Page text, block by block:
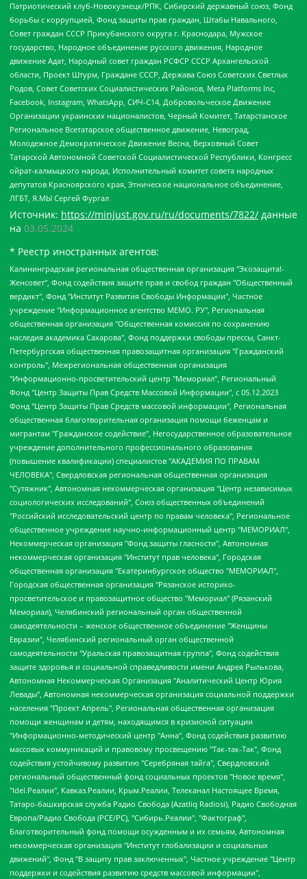
Патриотический клуб-Новокузнецк/РПК, Сибирский державный союз, Фонд
борьбы с коррупцией, Фонд защиты прав граждан, Штабы Навального,
Совет граждан СССР Прикубанского округа г. Краснодара, Мужское
государство, Народное объединение русского движения, Народное
движение Адат, Народный совет граждан РСФСР СССР Архангельской
области, Проект Штурм, Граждане СССР, Держава Союз Советских Светлых
Родов, Совет Советских Социалистических Районов, Meta Platforms Inc,
Facebook, Instagram, WhatsApp, СИЧ-С14, Добровольческое Движение
Организации украинских националистов, Черный Комитет, Татарстанское
Региональное Всетатарское общественное движение, Невоград,
Молодежное Демократическое Движение Весна, Верховный Совет
Татарской Автономной Советской Социалистической Республики, Конгресс
ойрат-калмыцкого народа, Исполнительный комитет совета народных
депутатов Красноярского края, Этническое национальное объединение,
ЛГБТ, Я.МЫ Сергей Фургал
Источник: https://minjust.gov.ru/ru/documents/7822/ данные
на 03.05.2024
* Реестр иностранных агентов:
Калининградская региональная общественная организация "Экозащита!-Женсовет", Фонд содействия защите прав и свобод граждан "Общественный вердикт", Фонд "Институт Развития Свободы Информации", Частное учреждение "Информационное агентство МЕМО. РУ", Региональная общественная организация "Общественная комиссия по сохранению наследия академика Сахарова", Фонд поддержки свободы прессы, Санкт-Петербургская общественная правозащитная организация "Гражданский контроль", Межрегиональная общественная организация "Информационно-просветительский центр "Мемориал", Региональный Фонд "Центр Защиты Прав Средств Массовой Информации", с 05.12.2023 Фонд "Центр Защиты Прав Средств массовой информации", Региональная общественная благотворительная организация помощи беженцам и мигрантам "Гражданское содействие", Негосударственное образовательное учреждение дополнительного профессионального образования (повышение квалификации) специалистов "АКАДЕМИЯ ПО ПРАВАМ ЧЕЛОВЕКА", Свердловская региональная общественная организация "Сутяжник", Автономная некоммерческая организация "Центр независимых социологических исследований", Союз общественных объединений "Российский исследовательский центр по правам человека", Региональное общественное учреждение научно-информационный центр "МЕМОРИАЛ", Некоммерческая организация "Фонд защиты гласности", Автономная некоммерческая организация "Институт прав человека", Городская общественная организация "Екатеринбургское общество "МЕМОРИАЛ", Городская общественная организация "Рязанское историко-просветительское и правозащитное общество "Мемориал" (Рязанский Мемориал), Челябинский региональный орган общественной самодеятельности – женское общественное объединение "Женщины Евразии", Челябинский региональный орган общественной самодеятельности "Уральская правозащитная группа", Фонд содействия защите здоровья и социальной справедливости имени Андрея Рылькова, Автономная Некоммерческая Организация "Аналитический Центр Юрия Левады", Автономная некоммерческая организация социальной поддержки населения "Проект Апрель", Региональная общественная организация помощи женщинам и детям, находящимся в кризисной ситуации "Информационно-методический центр "Анна", Фонд содействия развитию массовых коммуникаций и правовому просвещению "Так-так-Так", Фонд содействия устойчивому развитию "Серебряная тайга", Свердловский региональный общественный фонд социальных проектов "Новое время", "Idel.Реалии", Кавказ.Реалии, Крым.Реалии, Телеканал Настоящее Время, Татаро-башкирская служба Радио Свобода (Azatliq Radiosi), Радио Свободная Европа/Радио Свобода (PCE/PC), "Сибирь.Реалии", "Фактограф", Благотворительный фонд помощи осужденным и их семьям, Автономная некоммерческая организация "Институт глобализации и социальных движений", Фонд "В защиту прав заключенных", Частное учреждение "Центр поддержки и содействия развитию средств массовой информации", Пензенский региональный общественный благотворительный фонд "Гражданский союз", "Север.Реалии", Некоммерческая организация Фонд "Правовая инициатива", Общество с ограниченной ответственностью "Радио Свободная Европа/Радио Свобода", Чешское информационное агентство "MEDIUM-ORIENT", Красноярская региональная общественная организация "Мы против СПИДа", Камалягин Денис Николаевич, Маркелов Сергей Евгеньевич, Пономарев Лев Александрович, Савицкая Людмила Алексеевна, Автономная некоммерческая организация "Центр по работе с проблемой насилия "НАСИЛИЮ.НЕТ", Межрегиональный профессиональный союз работников здравоохранения "Альянс врачей", Юридическое лицо, зарегистрированное в Латвийской Республике, SIA "Medusa Project" (регистрационный номер 40103797863, дата регистрации 10.06.2014), Некоммерческая организация "Фонд по борьбе с коррупцией", Автономная некоммерческая организация "Институт права и публичной политики", Баданин Роман Сергеевич, Гликин Максим Александрович, Железнова Мария Михайловна, Лукьянова Юлия Сергеевна, Маетная Елизавета Витальевна, Маняхин Петр Борисович, Чуракова Ольга Владимировна, Ярош Юлия Петровна, Юридическое лицо "The Insider SIA", зарегистрированное в Риге, Латвийская Республика (дата регистрации 26.06.2015), являющееся администратором доменного имени интернет-издания "The Insider SIA", https://theins.ru, Постернак Алексей Евгеньевич, Рубин Михаил Аркадьевич, Анин Роман Александрович, Юридическое лицо Istories fonds, зарегистрированное в Латвийской Республике (регистрационный номер 50008295751, дата регистрации 24.02.2020), Великовский Дмитрий Александрович, Долинина Ирина Николаевна, Мароховская Алеся Алексеевна, Шлейнов Роман Юрьевич, Шмагун Олеся Валентиновна, Общество с ограниченной ответственностью "Альтаир 2021", Общество с ограниченной ответственностью "Вега 2021", Общество с ограниченной ответственностью "Главный редактор 2021", Общество с ограниченной ответственностью "Ромашки монолит", Важенков Артем Валерьевич, Ивановская областная общественная организация "Центр гендерных исследований", Гурман Юрий Альбертович, Медиапроект "ОВД-Инфо", Егоров Владимир Владимирович, Жилинский Владимир Александрович, Общество с ограниченной ответственностью "ЗП", Иванова София Юрьевна, Карезина Инна Павловна, Кильтау Екатерина Викторовна, Петров Алексей Викторович, Пискунов Сергей Евгеньевич, Смирнов Сергей Сергеевич, Тихонов Михаил Сергеевич, Общество с ограниченной ответственностью "ЖУРНАЛИСТ-ИНОСТРАННЫЙ АГЕНТ", Арапова Галина Юрьевна, Вольтская Татьяна Анатольевна, Американская компания "Mason G.E.S. Anonymous Foundation" (США), являющаяся владельцем интернет-издания https://mnews.world/, Компания "Stichting Bellingcat", зарегистрированная в Нидерландах (дата регистрации 11.07.2018), Захаров Андрей Вячеславович, Клепиковская Екатерина Дмитриевна, Общество с ограниченной ответственностью "МЕМО", Перл Роман Александрович, Симонов Евгений Алексеевич, Соловьева Елена Анатольевна, Сотников Даниил Владимирович, Сурначева Елизавета Дмитриевна, Автономная некоммерческая организация по защите прав человека и информированию населения "Якутия – Наше Мнение", Общество с ограниченной ответственностью "Москоу диджитал медиа", с 26.01.2023 Общество с ограниченной ответственностью "Чайка Белые сады", Ветошкина Валерия Валерьевна, Заговора Максим Александрович, Межрегиональное общественное движение "Российская ЛГБТ - сеть", Оленичев Максим Владимирович, Павлов Иван Юрьевич, Скворцова Елена Сергеевна, Общество с ограниченной ответственностью "Как бы инагент", Кочетков Игорь Викторович, Общество с ограниченной ответственностью "Честные выборы", Еланчик Олег Александрович, Общество с ограниченной ответственностью "Нобелевский призыв", Гималова Регина Эмилевна, Григорьев Андрей Валерьевич, Григорьева Алина Александровна, Ассоциация по содействию защите прав призывников, альтернативнослужащих и военнослужащих "Правозащитная группа "Гражданин.Армия.Право", Хисамова Регина Фаритовна, Автономная некоммерческая организация по реализации социально-правовых программ "Лилит", Дальневосточное общественное движение "Маяк", Санкт-Петербургская ЛГБТ-инициативная группа "Выход", Инициативная группа ЛГБТ+ "Реверс", Алексеев Андрей Викторович, Бекбулатова Таисия Львовна, Беляев Иван Михайлович, Владыкина Елена Сергеевна, Гельман Марат Александрович, Никульшина Вероника Юрьевна, Толоконникова Надежда Андреевна, Шендерович Виктор Анатольевич, Общество с ограниченной ответственностью "Данное сообщение", Общество с ограниченной ответственностью Издательский дом "Новая глава", Айнбиндер Александра Александровна, Московский комьюнити-центр для ЛГБТ+инициатив, Благотворительный фонд развития филантропии, Deutsche Welle (Германия, Kurt-Schumacher-Strasse 3, 53113 Bonn), Борзунова Мария Михайловна, Воробьев Виктор Викторович, Голубева Анна Львовна, Константинова Алла Михайловна, Малкова Ирина Владимировна, Мурадов Мурад Абдулгалимович, Осетинская Елизавета Николаевна, Понасенков Евгений Николаевич, Ганапольский Матвей Юрьевич, Киселев Евгений Алексеевич, Борухович Ирина Григорьевна, Дремин Иван Тимофеевич, Дубровский Дмитрий Викторович, Красноярская региональная общественная организация поддержки и развития альтернативных образовательных технологий и межкультурных коммуникаций "ИНТЕРРА", Маяковская Екатерина Алексеевна, Фейгин Марк Захарович, Филимонов Андрей Викторович, Дзугкоева Регина Николаевна, Доброхотов Роман Александрович, Дудь Юрий Александрович, Елкин Сергей Владимирович, Кругликов Кирилл Игоревич, Сабунаева Мария Леонидовна, Семенов Алексей Владимирович, Шаинян Карен Багратович, Шульман Екатерина Михайловна, Асафьев Артур Валерьевич, Вахштайн Виктор Семенович, Венедиктов Алексей Алексеевич, Лушникова Екатерина Евгеньевна, Волков Леонид Михайлович, Невзоров Александр Глебович, Пархоменко Сергей Борисович, Сироткин Ярослав Николаевич, Кара-Мурза Владимир Владимирович, Баранова Наталья Владимировна, Гозман Леонид Яковлевич, Кагарлицкий Борис Юльевич, Климарев Михаил Валерьевич, Милов Владимир Станиславович, Автономная некоммерческая организация Краснодарский центр современного искусства "Типография", Моргенштерн Алишер Тагирович, Соболь Любовь Эдуардовна, Общество с ограниченной ответственностью "ЛИЗА НОРМ", Каспаров Гарри Кимович, Ходорковский Михаил Борисович, Общество с ограниченной ответственностью "Апрельские тезисы", Данилович Ирина Брониславовна, Кашин Олег Владимирович, Петров Николай Владимирович, Пивоваров Алексей Владимирович, Соколов Михаил Владимирович, Цветкова Юлия Владимировна, Чичваркин Евгений Александрович, Комитет против пыток/Команда против пыток, Общество с ограниченной ответственностью "Первый научный", Общество с ограниченной ответственностью "Вертолет и ко", Белоцерковская Вероника Борисовна, Кац Максим Евгеньевич, Лазарева Татьяна Юрьевна, Шаведдинов Руслан Табризович, Яшин Илья Валерьевич, Общество с ограниченной ответственностью "Иноагент ААВ", Алешковский Дмитрий Петрович, Альбац Евгения Марковна, Быков Дмитрий Львович, Галямина Юлия Евгеньевна, Лойко Сергей Леонидович, Мартынов Кирилл Константинович, Медведев Сергей Александрович, Крашенинников Федор Геннадиевич, Гордеева Катерина Вл